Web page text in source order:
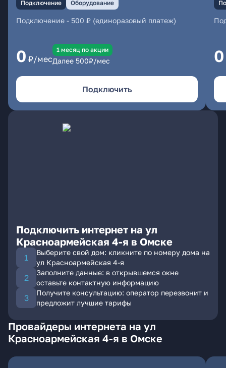
Подключение Оборудование
Подключение - 500 ₽ (единоразовый платеж)
0 ₽/мес
1 месяц по акции
Далее 500₽/мес
Подключить
0
Подключить интернет на ул
Красноармейская 4-я в Омске
Выберите свой дом: кликните по номеру дома на
ул Красноармейская 4-я
Заполните данные: в открывшемся окне
оставьте контактную информацию
Получите консультацию: оператор перезвонит и
предложит лучшие тарифы
Провайдеры интернета на ул
Красноармейская 4-я в Омске